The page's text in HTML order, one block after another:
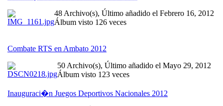
48 Archivo(s), Último añadido el Febrero 16, 2012
Álbum visto 126 veces
Combate RTS en Ambato 2012
50 Archivo(s), Último añadido el Mayo 29, 2012
Álbum visto 123 veces
Inauguraci�n Juegos Deportivos Nacionales 2012